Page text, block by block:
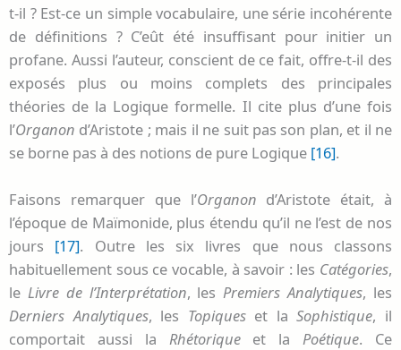
t-il ? Est-ce un simple vocabulaire, une série incohérente
de définitions ? C’eût été insuffisant pour initier un
profane. Aussi l’auteur, conscient de ce fait, offre-t-il des
exposés plus ou moins complets des principales
théories de la Logique formelle. Il cite plus d’une fois
l’Organon d’Aristote ; mais il ne suit pas son plan, et il ne
se borne pas à des notions de pure Logique [16].
Faisons remarquer que l’Organon d’Aristote était, à
l’époque de Maïmonide, plus étendu qu’il ne l’est de nos
jours [17]. Outre les six livres que nous classons
habituellement sous ce vocable, à savoir : les Catégories,
le Livre de l’Interprétation, lesPremiers Analytiques, les
Derniers Analytiques, les Topiqueset laSophistique, il
comportait aussi la Rhétoriqueet laPoétique. Ce